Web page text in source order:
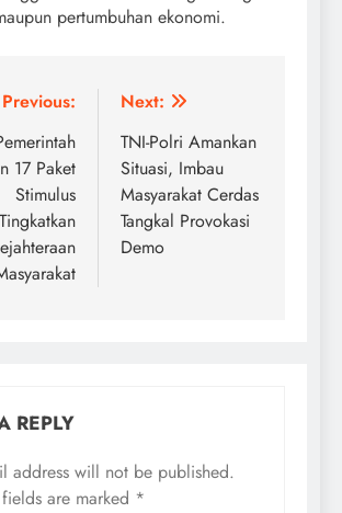
pertumbuhan ekonomi.
Previous:
17 Paket
Stimulus
Next:
TNI-Polri Amankan
Situasi, Imbau
Masyarakat Cerdas
Tangkal Provokasi
Demo
REPLY
address will not be published.
are marked *